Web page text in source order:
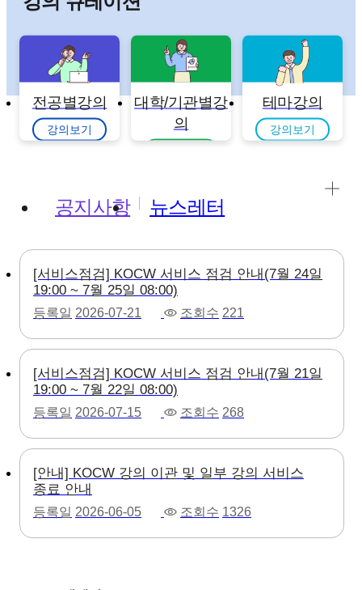
전공별강의
강의보기
대학/기관별강
의
테마강의
강의보기
공지사항 뉴스레터
[서비스점검] KOCW 서비스 점검 안내(7월 24일
19:00 ~ 7월 25일 08:00)
등록일 2026-07-21 조회수 221
[서비스점검] KOCW 서비스 점검 안내(7월 21일
19:00 ~ 7월 22일 08:00)
등록일 2026-07-15 조회수 268
[안내] KOCW 강의 이관 및 일부 강의 서비스
종료 안내
등록일 2026-06-05 조회수 1326